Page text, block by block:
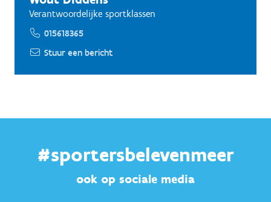
Verantwoordelijke sportklassen
015618365
Stuur een bericht
#sportersbelevenmeer
ook op sociale media